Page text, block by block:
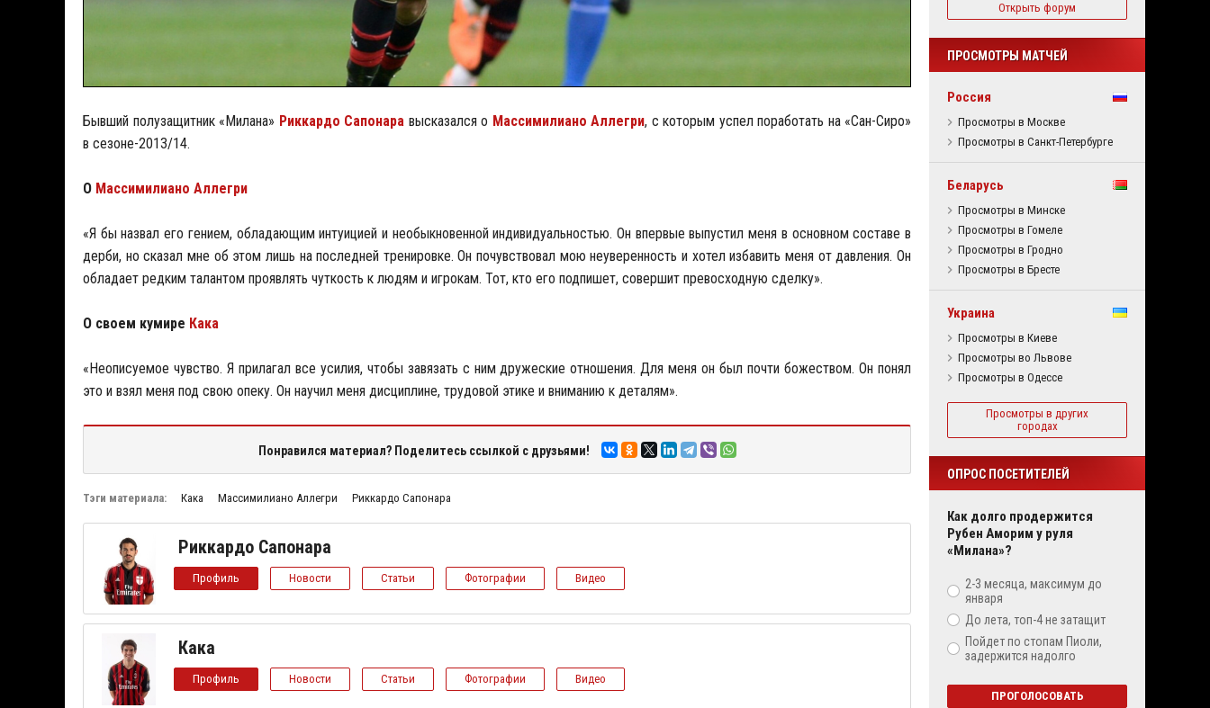
Бывший полузащитник «Милана» Риккардо Сапонара высказался о Массимилиано Аллегри, с которым успел поработать на «Сан-Сиро»
в сезоне-2013/14.
О Массимилиано Аллегри
«Я бы назвал его гением, обладающим интуицией и необыкновенной индивидуальностью. Он впервые выпустил меня в основном составе в
дерби, но сказал мне об этом лишь на последней тренировке. Он почувствовал мою неуверенность и хотел избавить меня от давления. Он
обладает редким талантом проявлять чуткость к людям и игрокам. Тот, кто его подпишет, совершит превосходную сделку».
О своем кумире Кака
«Неописуемое чувство. Я прилагал все усилия, чтобы завязать с ним дружеские отношения. Для меня он был почти божеством. Он понял
это и взял меня под свою опеку. Он научил меня дисциплине, трудовой этике и вниманию к деталям».
Понравился материал? Поделитесь ссылкой с друзьями!
Тэги материала: Кака Массимилиано Аллегри Риккардо Сапонара
Риккардо Сапонара
Профиль Новости Статьи Фотографии Видео
Кака
Профиль Новости Статьи Фотографии Видео
Открыть форум
ПРОСМОТРЫ МАТЧЕЙ
Россия
Просмотры в Москве
Просмотры в Санкт-Петербурге
Беларусь
Просмотры в Минске
Просмотры в Гомеле
Просмотры в Гродно
Просмотры в Бресте
Украина
Просмотры в Киеве
Просмотры во Львове
Просмотры в Одессе
Просмотры в других
городах
ОПРОС ПОСЕТИТЕЛЕЙ
Как долго продержится
Рубен Аморим у руля
«Милана»?
2-3 месяца, максимум до
января
До лета, топ-4 не затащит
Пойдет по стопам Пиоли,
задержится надолго
ПРОГОЛОСОВАТЬ